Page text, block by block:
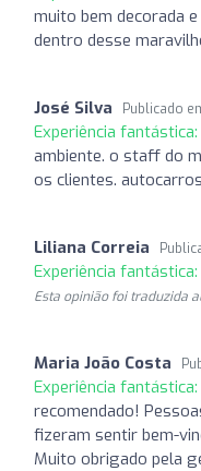
muito bem decorada
dentro desse
José Silva Publicado
Experiência fantástica:
ambiente. o staff do
os clientes.
Liliana Correia
Experiência fantástica:
Esta opinião foi traduzida
Maria João Costa
Experiência fantástica:
recomendado!
fizeram sentir bem-
Muito obrigado pela